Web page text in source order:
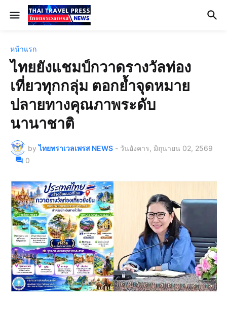
หน้าแรก
ไทยยังแชมป์กวาดรางวัลท่อง
เที่ยวทุกกลุ่ม ตอกย้ำจุดหมาย
ปลายทางคุณภาพระดับ
นานาชาติ
by ไทยทราเวลเพรส NEWS - วันอังคาร, มิถุนายน 02, 2569
0